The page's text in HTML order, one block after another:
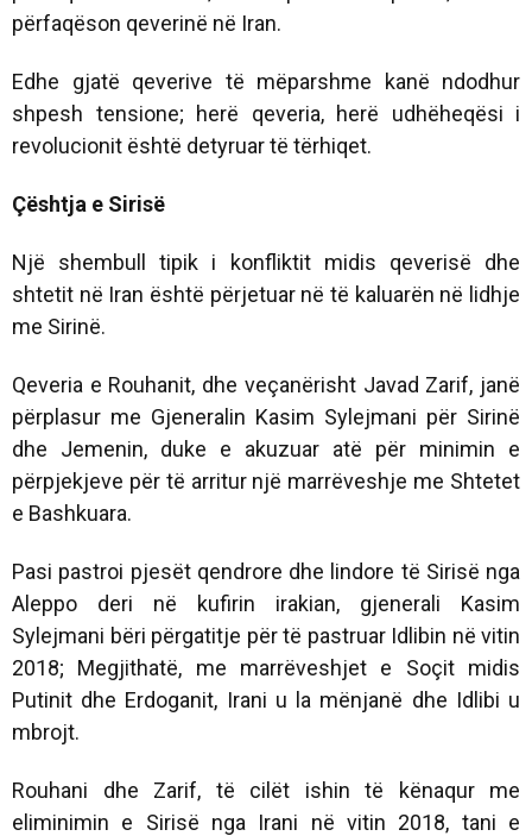
përfaqëson qeverinë në Iran.
Edhe gjatë qeverive të mëparshme kanë ndodhur
shpesh tensione; herë qeveria, herë udhëheqësi i
revolucionit është detyruar të tërhiqet.
Çështja e Sirisë
Një shembull tipik i konfliktit midis qeverisë dhe
shtetit në Iran është përjetuar në të kaluarën në lidhje
me Sirinë.
Qeveria e Rouhanit, dhe veçanërisht Javad Zarif, janë
përplasur me Gjeneralin Kasim Sylejmani për Sirinë
dhe Jemenin, duke e akuzuar atë për minimin e
përpjekjeve për të arritur një marrëveshje me Shtetet
e Bashkuara.
Pasi pastroi pjesët qendrore dhe lindore të Sirisë nga
Aleppo deri në kufirin irakian, gjenerali Kasim
Sylejmani bëri përgatitje për të pastruar Idlibin në vitin
2018; Megjithatë, me marrëveshjet e Soçit midis
Putinit dhe Erdoganit, Irani u la mënjanë dhe Idlibi u
mbrojt.
Rouhani dhe Zarif, të cilët ishin të kënaqur me
eliminimin e Sirisë nga Irani në vitin 2018, tani e